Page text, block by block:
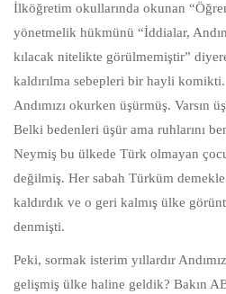
İlköğretim okullarında okunan
yönetmelik hükmünü “İddialar, Andın
kılacak nitelikte görülmemiştir”
kaldırılma sebepleri bir hayli
Andımızı okurken üşürmüş. Varsın
Belki bedenleri üşür ama ruhlarını
Neymiş bu ülkede Türk olmayan
değilmiş. Her sabah Türküm demekle
kaldırdık ve o geri kalmış ülke
denmişti.
Peki, sormak isterim yıllardır
gelişmiş ülke haline geldik? Bakın